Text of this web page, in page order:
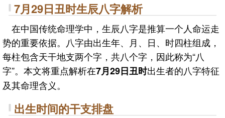
7月29日丑时生辰八字解析
在中国传统命理学中，生辰八字是推算一个人命运走
势的重要依据。八字由出生年、月、日、时四柱组成，
每柱包含天干地支两个字，共八个字，因此称为“八
字”。本文将重点解析在7月29日丑时出生者的八字特征
及其命理含义。
出生时间的干支排盘